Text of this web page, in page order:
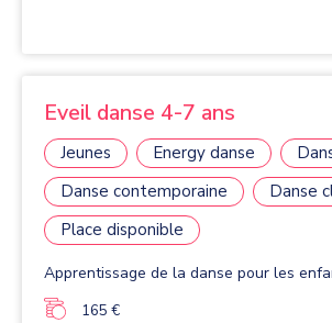
Eveil danse 4-7 ans
Jeunes Energy danse
Danse contemporaine
Danse
Place disponible
Apprentissage de la danse pour les
165 €